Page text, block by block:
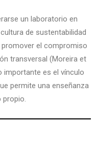
un laboratorio en
de sustentabilidad
el compromiso
transversal (Moreira et
importante es el vínculo
permite una enseñanza
propio.